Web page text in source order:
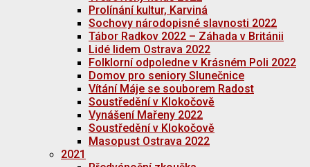
Prolínání kultur, Karviná
Sochovy národopisné slavnosti 2022
Tábor Radkov 2022 – Záhada v Británii
Lidé lidem Ostrava 2022
Folklorní odpoledne v Krásném Poli 2022
Domov pro seniory Slunečnice
Vítání Máje se souborem Radost
Soustředění v Klokočově
Vynášení Mařeny 2022
Soustředění v Klokočově
Masopust Ostrava 2022
2021